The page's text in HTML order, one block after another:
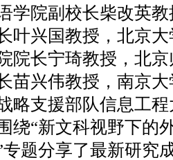
学院副校长柴改英
叶兴国教授，北京
院长宁琦教授，北
苗兴伟教授，南京
略支援部队信息工
绕“新文科视野下的
题分享了最新研究